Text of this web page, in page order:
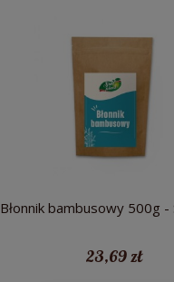
Błonnik bambusowy 500g -
23,69 zł